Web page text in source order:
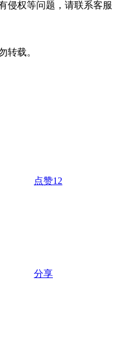
侵权等问题，请联系客服
转载。
点赞12
分享